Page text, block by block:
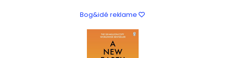
Bog&idé reklame